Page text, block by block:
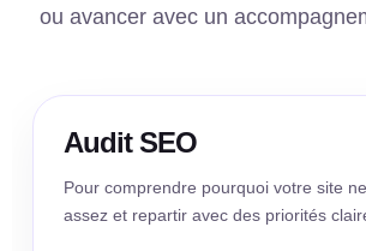
ou avancer avec un
Audit SEO
Pour comprendre pourquoi votre site
assez et repartir avec des priorités